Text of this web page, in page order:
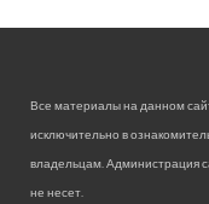
Все материалы на данном
исключительно в
владельцам. Администрация
не несет.